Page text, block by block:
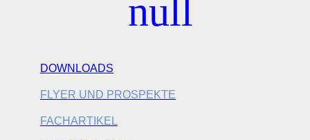
DOWNLOADS
FLYER UND PROSPEKTE
FACHARTIKEL